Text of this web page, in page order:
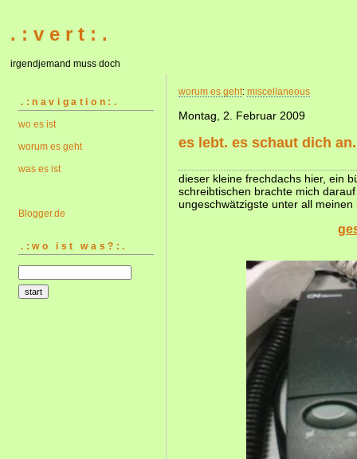
. : v e r t : .
irgendjemand muss doch
.:navigation:.
wo es ist
worum es geht
was es ist
Blogger.de
.:wo ist was?:.
worum es geht: miscellaneous
Montag, 2. Februar 2009
es lebt. es schaut dich an.
dieser kleine frechdachs hier, ein
schreibtischen brachte mich
ungeschwätzigste unter all